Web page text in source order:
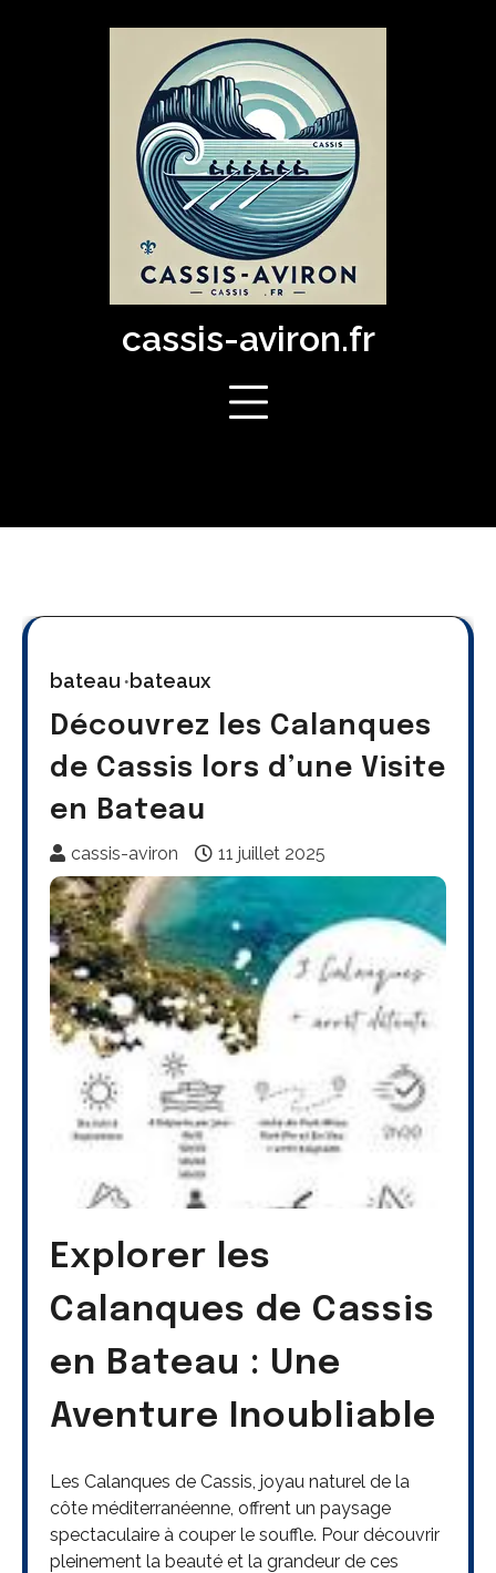
cassis-aviron.fr
bateau bateaux
Découvrez les Calanques
de Cassis lors d’une Visite
en Bateau
cassis-aviron 11 juillet 2025
Explorer les
Calanques de Cassis
en Bateau : Une
Aventure Inoubliable
Les Calanques de Cassis, joyau naturel de la
côte méditerranéenne, offrent un paysage
spectaculaire à couper le souffle. Pour découvrir
pleinement la beauté et la grandeur de ces